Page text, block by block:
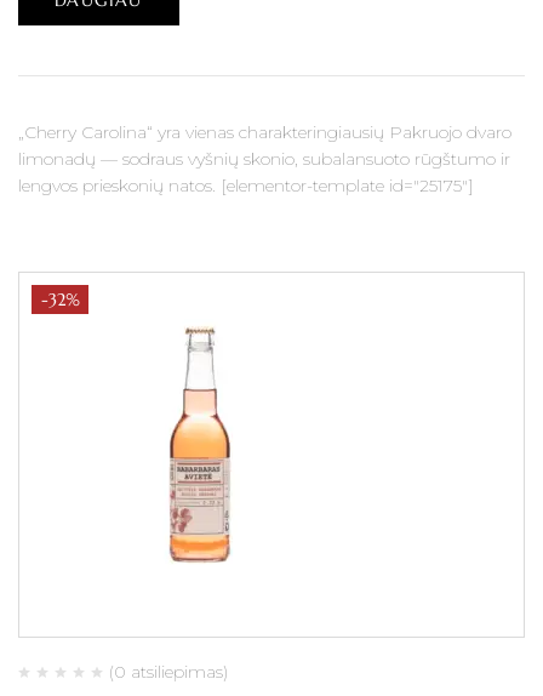
„Cherry Carolina“ yra vienas charakteringiausių Pakruojo dvaro
limonadų — sodraus vyšnių skonio, subalansuoto rūgštumo ir
lengvos prieskonių natos. [elementor-template id="25175"]
-32%
(0 atsiliepimas)